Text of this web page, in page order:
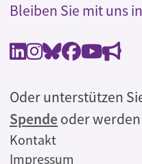
Bleiben Sie mit uns
Oder unterstützen
Spendeoder werden
Rechtliches
Kontakt
Impressum